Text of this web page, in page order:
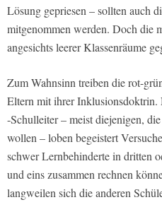
Lösung gepriesen – sollten auch
mitgenommen werden. Doch die
angesichts leerer Klassenräume
Zum Wahnsinn treiben die rot-
Eltern mit ihrer
-Schulleiter – meist diejenigen,
wollen – loben begeistert
schwer Lernbehinderte in dritten
und eins zusammen rechnen
langweilen sich die anderen